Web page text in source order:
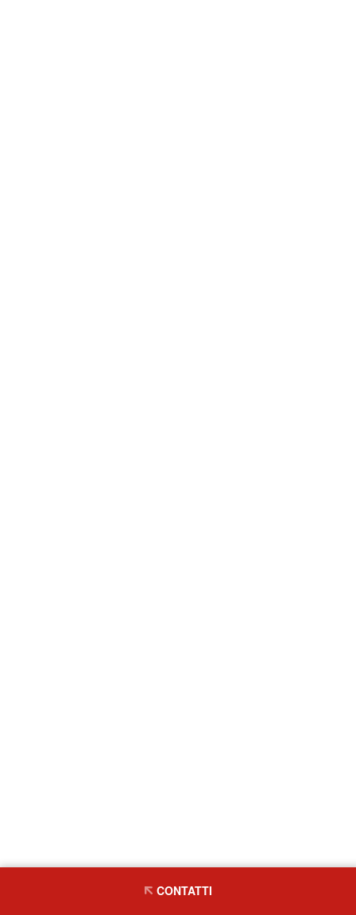
CONTATTI